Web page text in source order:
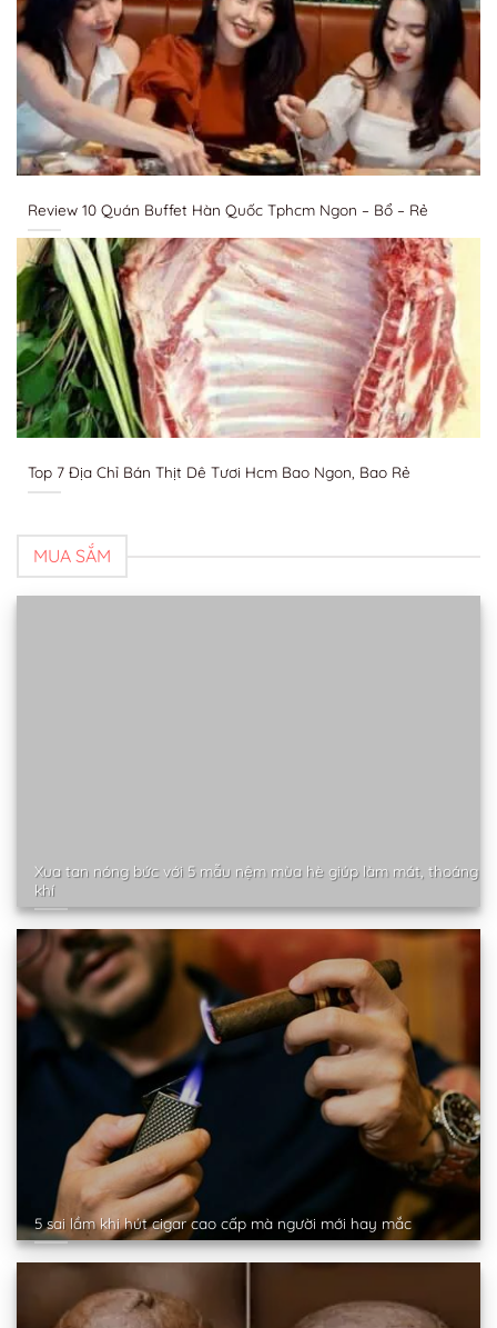
Review 10 Quán Buffet Hàn Quốc Tphcm Ngon – Bổ – Rẻ
Top 7 Địa Chỉ Bán Thịt Dê Tươi Hcm Bao Ngon, Bao Rẻ
MUA SẮM
Xua tan nóng bức với 5 mẫu nệm mùa hè giúp làm mát, thoáng
khí
5 sai lầm khi hút cigar cao cấp mà người mới hay mắc